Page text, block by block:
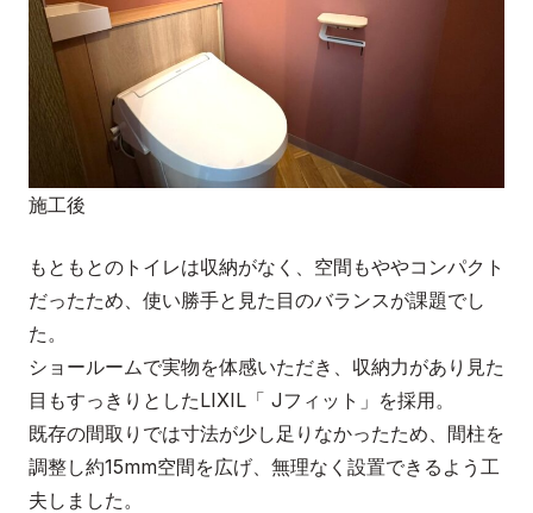
施工後
もともとのトイレは収納がなく、空間もややコンパクト
だったため、使い勝手と見た目のバランスが課題でし
た。
ショールームで実物を体感いただき、収納力があり見た
目もすっきりとしたLIXIL「 Jフィット」を採用。
既存の間取りでは寸法が少し足りなかったため、間柱を
調整し約15mm空間を広げ、無理なく設置できるよう工
夫しました。